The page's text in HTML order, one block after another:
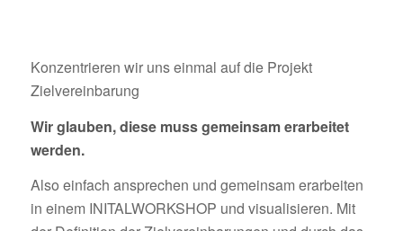
Konzentrieren wir uns einmal auf die Projekt
Zielvereinbarung
Wir glauben, diese muss gemeinsam erarbeitet
werden.
Also einfach ansprechen und gemeinsam erarbeiten
in einem INITALWORKSHOP und visualisieren. Mit